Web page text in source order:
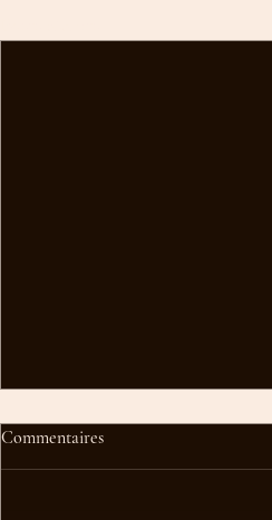
Commentaires